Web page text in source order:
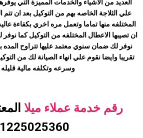
العديد من الاشياء والخدمات المميزة التي
علي الثلاجة الخاصه بهم من التوكيل بعد ان تتم
المختلفه منها تماما وتعمل مره اخري بكفاءة
ان تصيبها الاعطال المختلفه من التوكيل كما نوفر
نوفر لك ضمان سنوي معتمد عليها تتراوح
تقريبا وايضا نقوم علي انهاء الصيانة لك من
وسرعه وتكلفه مالية
رقم خدمة عملاء ميلا